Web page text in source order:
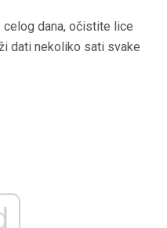
dana, očistite lice
dati nekoliko sati svake